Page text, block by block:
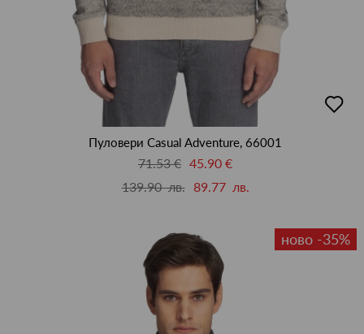
в
Пуловери Casual Adventure, 66001
71.53 € 45.90 €
139.90 лв.
89.77 лв.
ново -35%